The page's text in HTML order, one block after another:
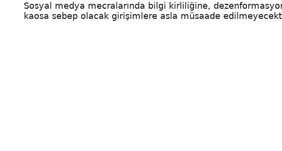
Sosyal medya mecralarında bilgi kirliliğine,
kaosa sebep olacak girişimlere asla müsaade